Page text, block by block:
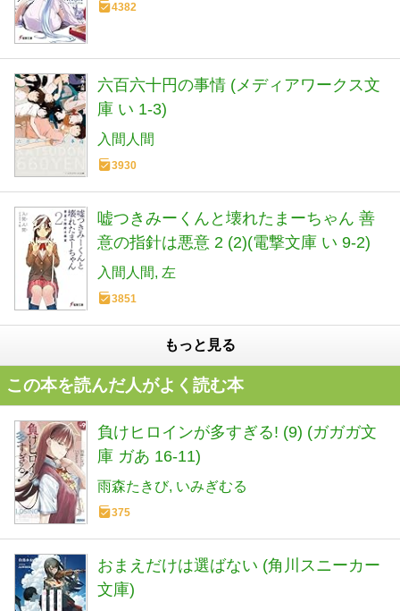
4382
六百六十円の事情 (メディアワークス文
庫 い 1-3)
入間人間
3930
嘘つきみーくんと壊れたまーちゃん 善
意の指針は悪意 2 (2)(電撃文庫 い 9-2)
入間人間 左
3851
もっと見る
この本を読んだ人がよく読む本
負けヒロインが多すぎる! (9) (ガガガ文
庫 ガあ 16-11)
雨森たきび いみぎむる
375
おまえだけは選ばない (角川スニーカー
文庫)